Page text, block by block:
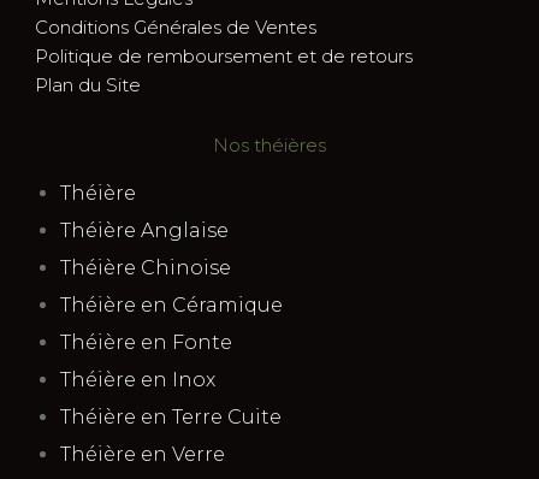
Conditions Générales de Ventes
Politique de remboursement et de retours
Plan du Site
Nos théières
Théière
Théière Anglaise
Théière Chinoise
Théière en Céramique
Théière en Fonte
Théière en Inox
Théière en Terre Cuite
Théière en Verre